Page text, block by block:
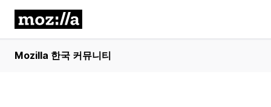
Mozilla 한국 커뮤니티